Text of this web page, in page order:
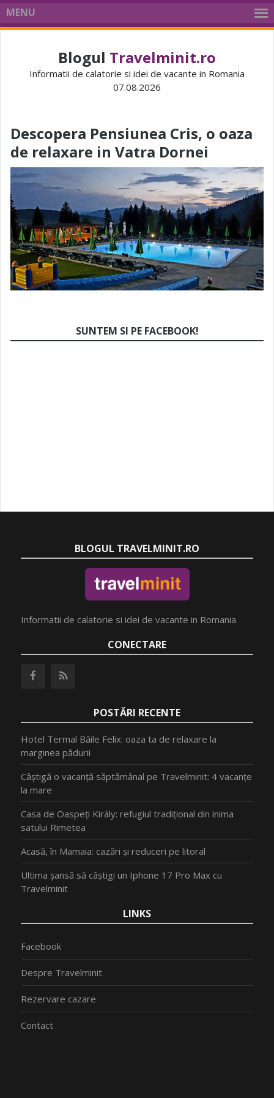
MENU
Blogul Travelminit.ro
Informatii de calatorie si idei de vacante in Romania
07.08.2026
Descopera Pensiunea Cris, o oaza
de relaxare in Vatra Dornei
SUNTEM SI PE FACEBOOK!
BLOGUL TRAVELMINIT.RO
Informatii de calatorie si idei de vacante in Romania.
CONECTARE
POSTĂRI RECENTE
Hotel Termal Băile Felix: oaza ta de relaxare la
marginea pădurii
Câștigă o vacanță săptămânal pe Travelminit: 4 vacanțe
la mare
Casa de Oaspeți Király: refugiul tradițional din inima
satului Rimetea
Acasă, în Mamaia: cazări și reduceri pe litoral
Ultima șansă să câștigi un Iphone 17 Pro Max cu
Travelminit
LINKS
Facebook
Despre Travelminit
Rezervare cazare
Contact